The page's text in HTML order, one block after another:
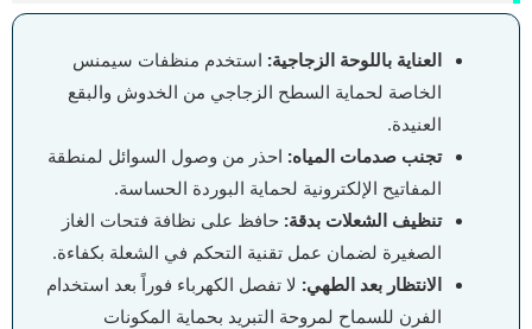
العناية باللوحة الزجاجية: استخدم منظفات سيمنس
الخاصة لحماية السطح الزجاجي من الخدوش والبقع
العنيدة.
تجنب صدمات المياه: احذر من وصول السوائل لمنطقة
المفاتيح الإلكترونية لحماية البوردة الحساسة.
تنظيف الشعلات بدقة: حافظ على نظافة فتحات الغاز
الصغيرة لضمان عمل تقنية التحكم في الشعلة بكفاءة.
الانتظار بعد الطهي: لا تفصل الكهرباء فوراً بعد استخدام
الفرن للسماح لمروحة التبريد بحماية المكونات